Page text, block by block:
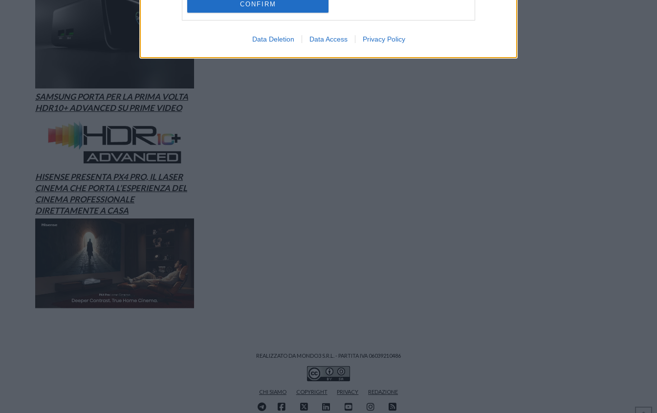
CONFIRM
Data Deletion Data Access Privacy Policy
SAMSUNG PORTA PER LA PRIMA VOLTA
HDR10+ ADVANCED SU PRIME VIDEO
HISENSE PRESENTA PX4 PRO, IL LASER
CINEMA CHE PORTA L’ESPERIENZA DEL
CINEMA PROFESSIONALE
DIRETTAMENTE A CASA
REALIZZATO DA MONDO3 S.R.L. - PARTITA IVA 06039210486
CHI SIAMO COPYRIGHT PRIVACY REDAZIONE